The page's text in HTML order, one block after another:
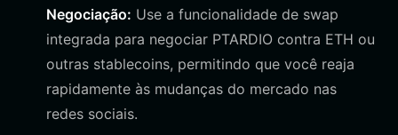
Negociação: Use a funcionalidade de swap
integrada para negociar PTARDIO contra ETH ou
outras stablecoins, permitindo que você reaja
rapidamente às mudanças do mercado nas
redes sociais.